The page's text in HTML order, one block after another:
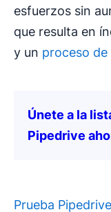
esfuerzos sin
que resulta en
y un proceso
Únete a la
Pipedrive
Prueba